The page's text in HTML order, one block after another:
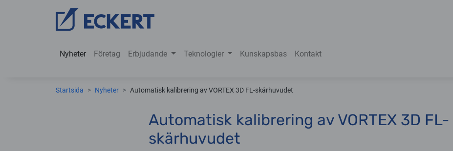
Nyheter Företag Erbjudande Teknologier Kunskapsbas Kontakt
Startsida Nyheter Automatisk kalibrering av VORTEX 3D FL-skärhuvudet
Automatisk kalibrering av VORTEX 3D FL-
skärhuvudet